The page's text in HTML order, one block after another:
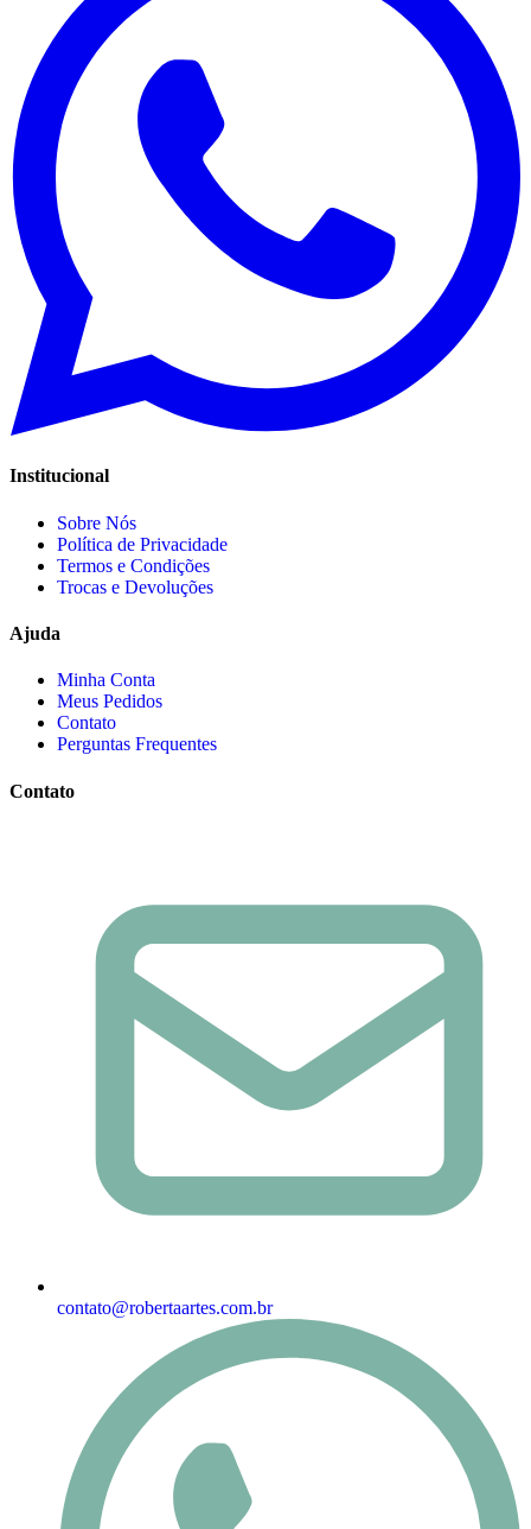
Institucional
Sobre Nós
Política de Privacidade
Termos e Condições
Trocas e Devoluções
Ajuda
Minha Conta
Meus Pedidos
Contato
Perguntas Frequentes
Contato
contato@robertaartes.com.br